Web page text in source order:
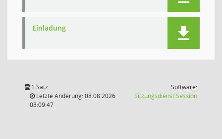
Einladung
1 Satz
Letzte Änderung: 08.08.2026
03:09:47
Software:
SitzungsdienstSession(Wird in